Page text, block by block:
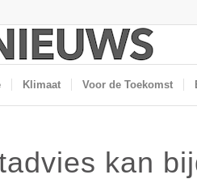
Klimaat Voor de Toekomst
kan